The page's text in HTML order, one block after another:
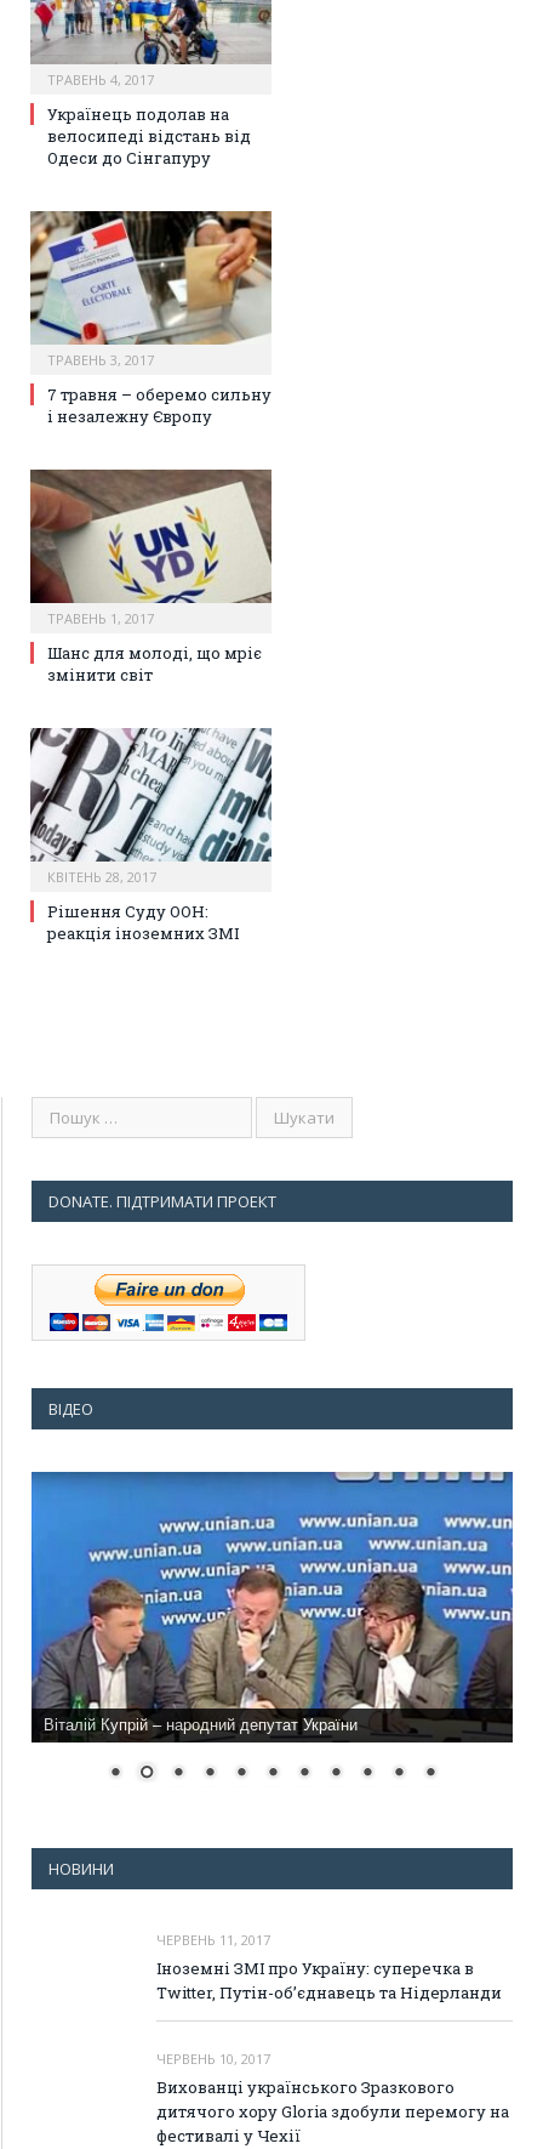
ТРАВЕНЬ 4, 2017
Українець подолав на
велосипеді відстань від
Одеси до Сінгапуру
ТРАВЕНЬ 3, 2017
7 травня – оберемо сильну
і незалежну Європу
ТРАВЕНЬ 1, 2017
Шанс для молоді, що мріє
змінити світ
КВІТЕНЬ 28, 2017
Рішення Суду ООН:
реакція іноземних ЗМІ
DONATE. ПІДТРИМАТИ ПРОЕКТ
ВІДЕО
Віталій Купрій – народний депутат України
НОВИНИ
ЧЕРВЕНЬ 11, 2017
Іноземні ЗМІ про Україну: суперечка в
Twitter, Путін-об’єднавець та Нідерланди
ЧЕРВЕНЬ 10, 2017
Вихованці українського Зразкового
дитячого хору Gloria здобули перемогу на
фестивалі у Чехії